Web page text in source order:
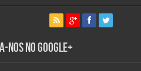
nos no Google+